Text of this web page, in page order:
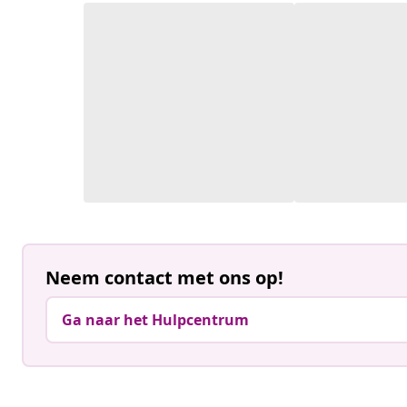
Neem contact met ons op!
Ga naar het Hulpcentrum